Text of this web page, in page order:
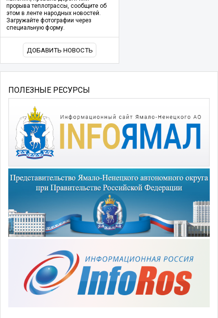
прорыва теплотрассы, сообщите об
этом в ленте народных новостей.
Загружайте фотографии через
специальную форму.
ДОБАВИТЬ НОВОСТЬ
ПОЛЕЗНЫЕ РЕСУРСЫ